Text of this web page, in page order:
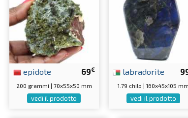
69€
epidote
200 grammi | 70x55x50 mm
vedi il prodotto
labradorite
1.79 chilo | 160x45x105 mm
vedi il prodotto